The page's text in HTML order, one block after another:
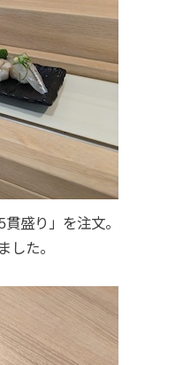
盛り」を注文。
した。